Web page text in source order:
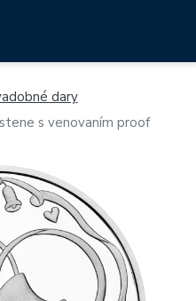
dary
s venovaním proof